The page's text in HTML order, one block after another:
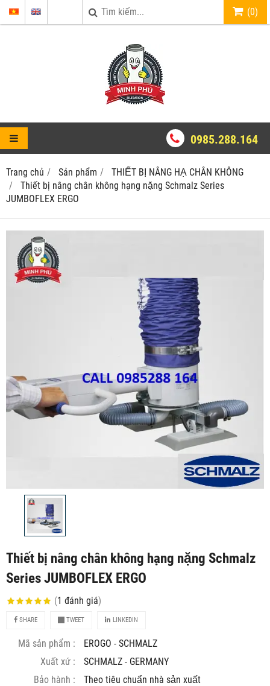
(0)
0985.288.164
Trang chủ Sản phẩm
THIẾT BỊ NÂNG HẠ CHÂN KHÔNG
Thiết bị nâng chân không hạng nặng Schmalz Series
JUMBOFLEX ERGO
Thiết bị nâng chân không hạng nặng Schmalz
Series JUMBOFLEX ERGO
(1 đánh giá)
SHARE TWEET LINKEDIN
Mã sản phẩm :
EROGO - SCHMALZ
Xuất xứ :
SCHMALZ - GERMANY
Bảo hành :
Theo tiêu chuẩn nhà sản xuất